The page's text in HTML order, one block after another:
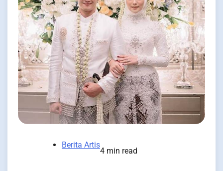
Berita Artis
4 min read